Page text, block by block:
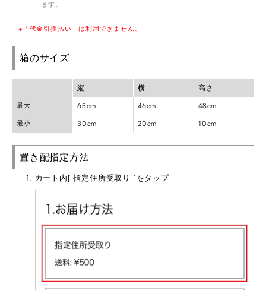
ます。
「代金引換払い」は利用できません。
箱のサイズ
縦 横 高さ
最大 65cm 46cm 48cm
最小 30cm 20cm 10cm
置き配指定方法
カート内[ 指定住所受取り ]をタップ